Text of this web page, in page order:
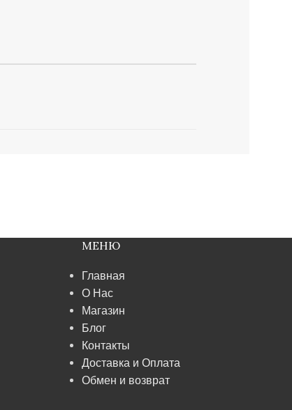
МЕНЮ
Главная
О Нас
Магазин
Блог
Контакты
Доставка и Оплата
Обмен и возврат